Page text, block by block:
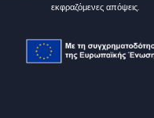
εκφραζόμενες απόψεις.